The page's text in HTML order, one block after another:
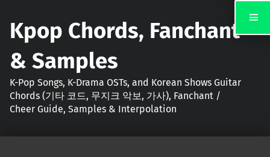
Kpop Chords, Fanchant
& Samples
K-Pop Songs, K-Drama OSTs, and Korean Shows Guitar
Chords (기타 코드, 무지크 악보, 가사), Fanchant /
Cheer Guide, Samples & Interpolation